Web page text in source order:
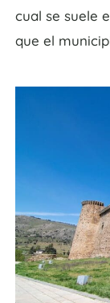
cual se suele
que el